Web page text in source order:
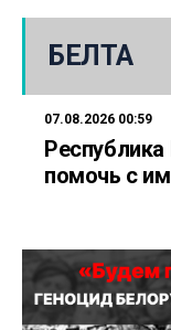
БЕЛТА
07.08.2026 00:59
помочь с